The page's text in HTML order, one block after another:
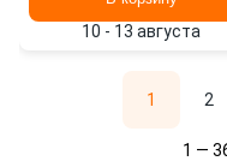
10 - 13 августа
1 2
1 —